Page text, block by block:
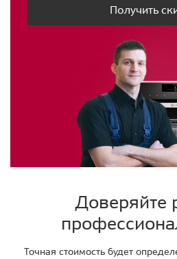
Получить
Доверяйте
Точная стоимость будет